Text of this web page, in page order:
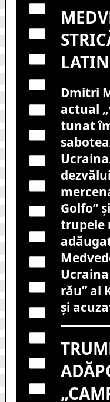
Dmitri
actual
tunat
Golfo”
trupele
rău” al
și